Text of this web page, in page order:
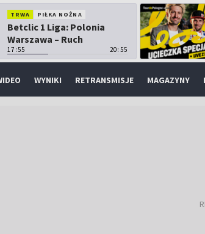
TRWA PIŁKA NOŻNA
Betclic 1 Liga: Polonia
Warszawa – Ruch
Chorzów
17:55 20:55
WYNIKI RETRANSMISJE MAGAZYNY